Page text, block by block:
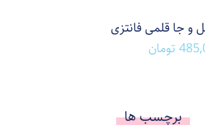
و جا قلمی فانتزی
تومان
برچسب ها